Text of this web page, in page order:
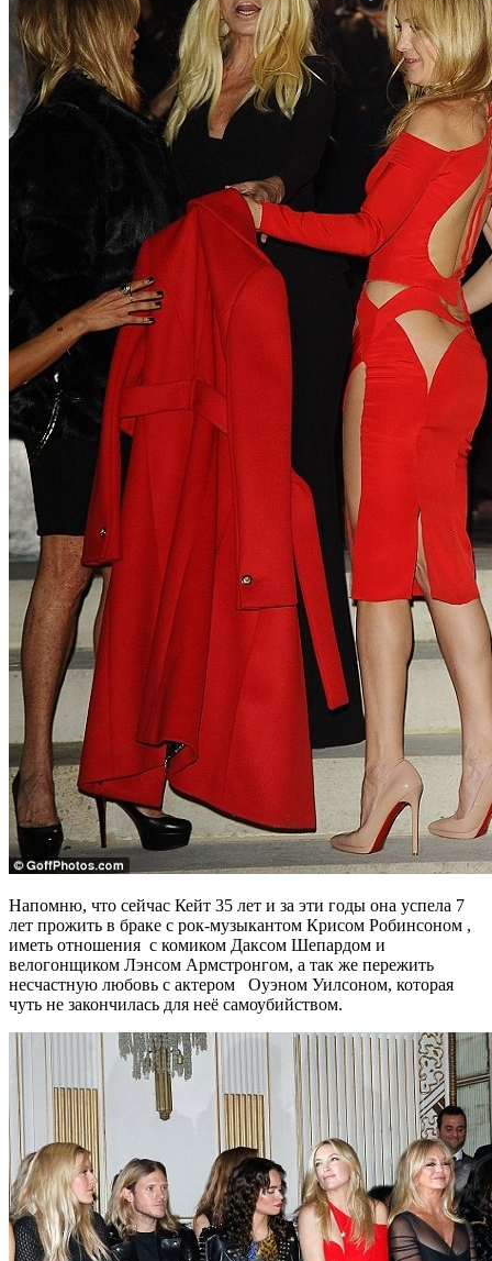
Напомню, что сейчас Кейт 35 лет и за эти годы она успела 7
лет прожить в браке с рок-музыкантом Крисом Робинсоном ,
иметь отношения с комиком Даксом Шепардом и
велогонщиком Лэнсом Армстронгом, а так же пережить
несчастную любовь с актером Оуэном Уилсоном, которая
чуть не закончилась для неё самоубийством.